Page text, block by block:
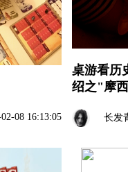
08 16:13:05
桌游看历
绍之"摩
长发